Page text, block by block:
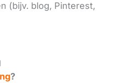
(bijv. blog, Pinterest,
?